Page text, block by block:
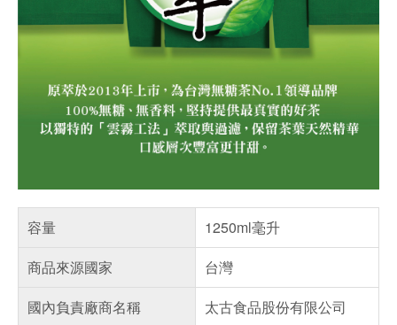
容量
1250ml毫升
商品來源國家
台灣
國內負責廠商名稱
太古食品股份有限公司